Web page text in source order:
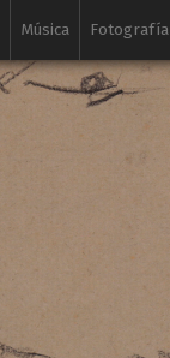
Música Fotografía